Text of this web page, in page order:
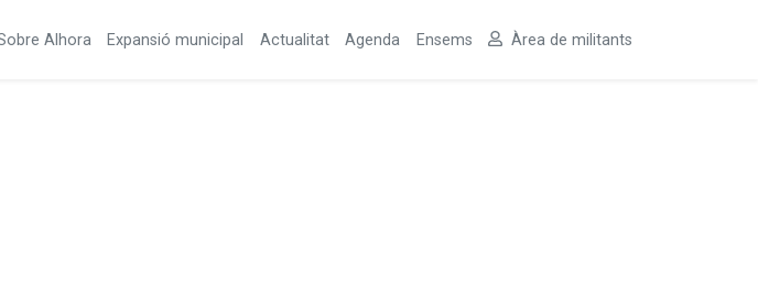
Alhora Expansió municipal Actualitat Agenda Ensems Àrea de militants